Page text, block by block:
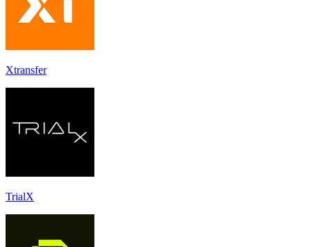
Xtransfer
TrialX